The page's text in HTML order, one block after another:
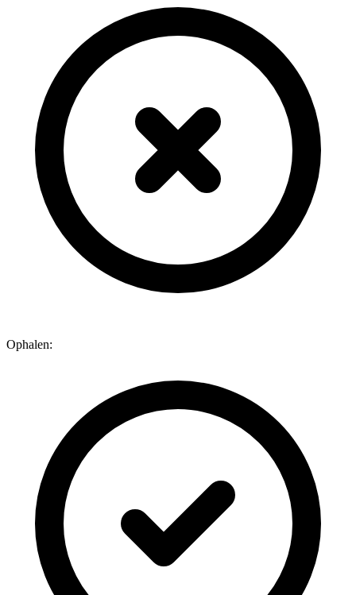
Ophalen: